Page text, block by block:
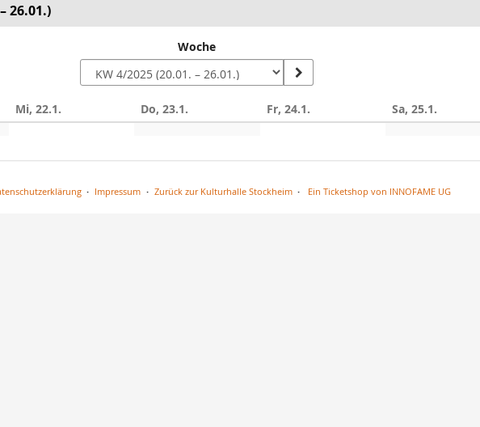
26.01.)
Woche
Mi, 22.1. Do, 23.1. Fr, 24.1. Sa, 25.1.
Impressum Zurück zur Kulturhalle Stockheim Ein Ticketshop von INNOFAME UG